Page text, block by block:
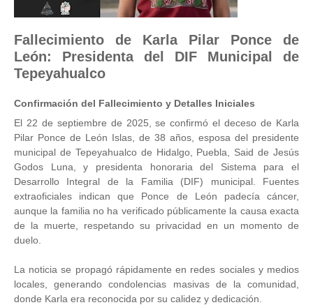
Fallecimiento de Karla Pilar Ponce de
León: Presidenta del DIF Municipal de
Tepeyahualco
Confirmación del Fallecimiento y Detalles Iniciales
El 22 de septiembre de 2025, se confirmó el deceso de Karla
Pilar Ponce de León Islas, de 38 años, esposa del presidente
municipal de Tepeyahualco de Hidalgo, Puebla, Said de Jesús
Godos Luna, y presidenta honoraria del Sistema para el
Desarrollo Integral de la Familia (DIF) municipal. Fuentes
extraoficiales indican que Ponce de León padecía cáncer,
aunque la familia no ha verificado públicamente la causa exacta
de la muerte, respetando su privacidad en un momento de
duelo.
La noticia se propagó rápidamente en redes sociales y medios
locales, generando condolencias masivas de la comunidad,
donde Karla era reconocida por su calidez y dedicación.